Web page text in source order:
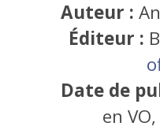
Auteur :
Éditeur :
Date de
en